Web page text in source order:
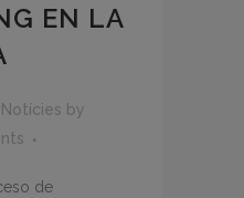
EN LA
Notícies by
de